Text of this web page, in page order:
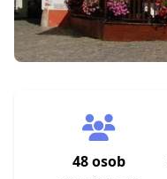
48 osob